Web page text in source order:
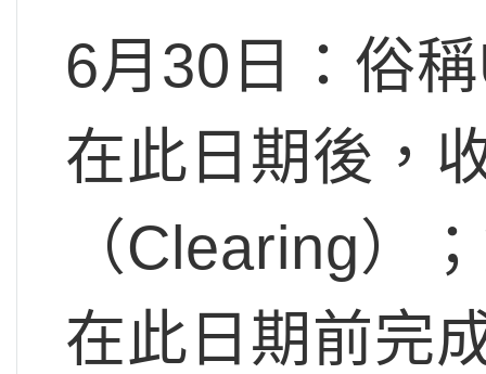
6月30日
：俗
在此日期後，
（Clearing）
在此日期前完